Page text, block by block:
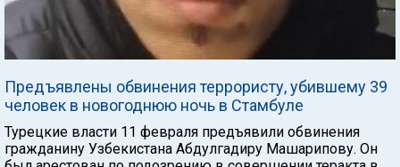
Предъявлены обвинения террористу, убившему 39
человек в новогоднюю ночь в Стамбуле
Турецкие власти 11 февраля предъявили обвинения
гражданину Узбекистана Абдулгадиру Машарипову. Он